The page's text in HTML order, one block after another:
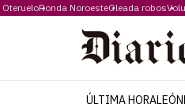
Ronda NoroesteOleada robos
ÚLTIMA HORALEÓN